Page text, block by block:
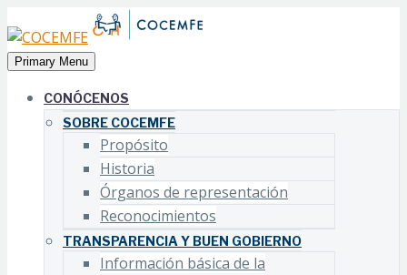
Primary Menu
CONÓCENOS
SOBRE COCEMFE
Propósito
Historia
Órganos de representación
Reconocimientos
TRANSPARENCIA Y BUEN GOBIERNO
Información básica de la